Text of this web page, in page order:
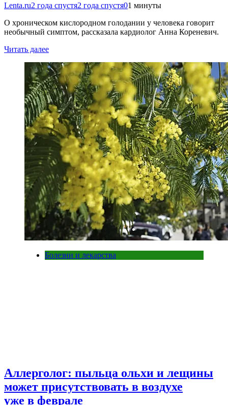
Lenta.ru2 года спустя2 года спустя01 минуты
О хроническом кислородном голодании у человека говорит
необычный симптом, рассказала кардиолог Анна Кореневич.
Читать далее
Болезни и лекарства
Аллерголог: пыльца ольхи и лещины
может присутствовать в воздухе
уже в феврале